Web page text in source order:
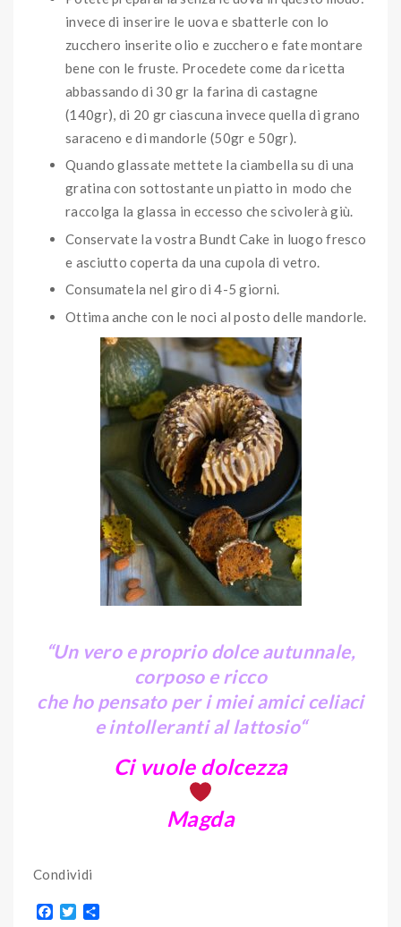
invece di inserire le uova e sbatterle con lo
zucchero inserite olio e zucchero e fate montare
bene con le fruste. Procedete come da ricetta
abbassando di 30 gr la farina di castagne
(140gr), di 20 gr ciascuna invece quella di grano
saraceno e di mandorle (50gr e 50gr).
Quando glassate mettete la ciambella su di una
gratina con sottostante un piatto in modo che
raccolga la glassa in eccesso che scivolerà giù.
Conservate la vostra Bundt Cake in luogo fresco
e asciutto coperta da una cupola di vetro.
Consumatela nel giro di 4-5 giorni.
Ottima anche con le noci al posto delle mandorle.
“Un vero e proprio dolce autunnale,
corposo e ricco
che ho pensato per i miei amici celiaci
e intolleranti al lattosio“
Ci vuole dolcezza
Magda
Condividi
T